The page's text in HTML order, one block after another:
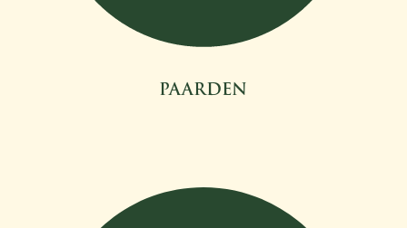
PAARDEN